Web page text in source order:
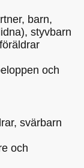
barn,
styvbarn
och
svärbarn
och